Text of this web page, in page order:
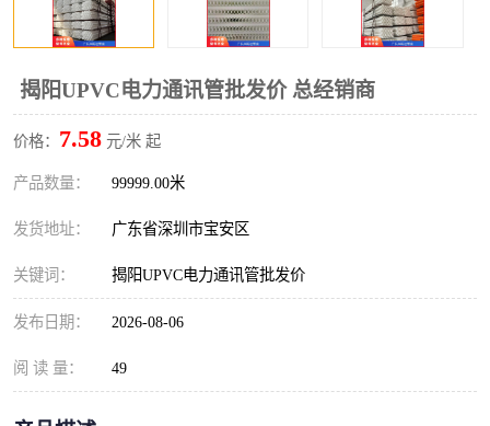
揭阳UPVC电力通讯管批发价 总经销商
价格： 7.58 元/米 起
产品数量： 99999.00米
发货地址： 广东省深圳市宝安区
关键词： 揭阳UPVC电力通讯管批发价
发布日期： 2026-08-06
阅 读 量： 49